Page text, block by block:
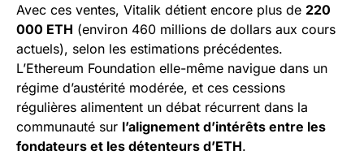
Avec ces ventes, Vitalik détient encore plus de 220
000 ETH (environ 460 millions de dollars aux cours
actuels), selon les estimations précédentes.
L’Ethereum Foundation elle-même navigue dans un
régime d’austérité modérée, et ces cessions
régulières alimentent un débat récurrent dans la
communauté sur l’alignement d’intérêts entre les
fondateurs et les détenteurs d’ETH.